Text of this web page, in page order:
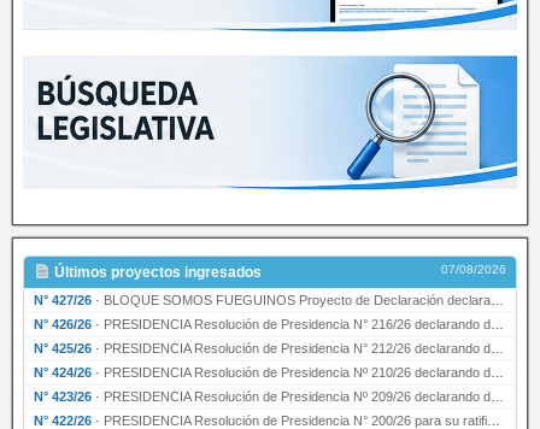
Últimos proyectos ingresados 07/08/2026
N° 427/26 · BLOQUE SOMOS FUEGUINOS Proyecto de Declaración declarando de interés provincial PRESIDENCI…
N° 426/26 · PRESIDENCIA Resolución de Presidencia N° 216/26 declarando de interés provincial la labor …
N° 425/26 · PRESIDENCIA Resolución de Presidencia N° 212/26 declarando de interés provincial el “50° A…
N° 424/26 · PRESIDENCIA Resolución de Presidencia Nº 210/26 declarando de interés provincial el proyec…
N° 423/26 · PRESIDENCIA Resolución de Presidencia Nº 209/26 declarando de interés provincial la presen…
N° 422/26 · PRESIDENCIA Resolución de Presidencia N° 200/26 para su ratificación.